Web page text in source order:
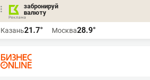
забронируй
валюту
Казань21.7° Москва28.9°